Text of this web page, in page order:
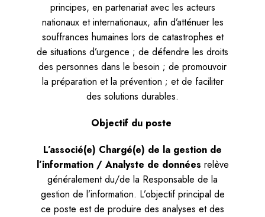
principes, en partenariat avec les acteurs
nationaux et internationaux, afin d’atténuer les
souffrances humaines lors de catastrophes et
de situations d’urgence ; de défendre les droits
des personnes dans le besoin ; de promouvoir
la préparation et la prévention ; et de faciliter
des solutions durables.
Objectif du poste
L’associé(e) Chargé(e) de la gestion de
l’information / Analyste de données relève
généralement du/de la Responsable de la
gestion de l’information. L’objectif principal de
ce poste est de produire des analyses et des